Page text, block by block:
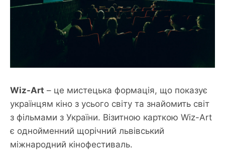
Wiz-Art – це мистецька формація, що показує
українцям кіно з усього світу та знайомить світ
з фільмами з України. Візитною карткою Wiz-Art
є однойменний щорічний львівський
міжнародний кінофестиваль.